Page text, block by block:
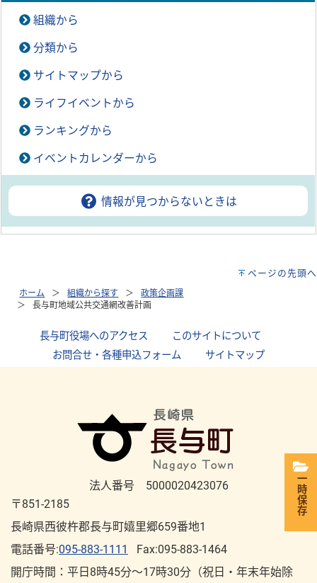
組織から
分類から
サイトマップから
ライフイベントから
ランキングから
イベントカレンダーから
情報が見つからないときは
ページの先頭へ
ホーム 組織から探す
政策企画課
長与町地域公共交通網改善計画
長与町役場へのアクセス このサイトについて
お問合せ・各種申込フォーム
サイトマップ
法人番号 5000020423076
〒851-2185
長崎県西彼杵郡長与町嬉里郷659番地1
電話番号:095-883-1111
Fax:095-883-1464
開庁時間：平⽇8時45分～17時30分（祝⽇・年末年始除
一時保存